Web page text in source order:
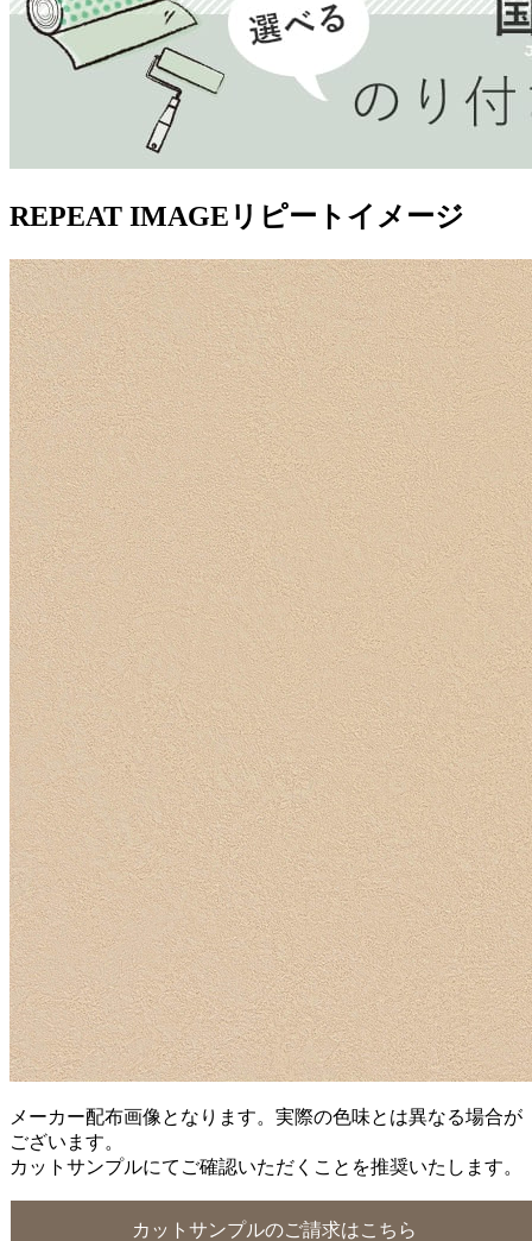
REPEAT IMAGE リピートイメージ
メーカー配布画像となります。実際の色味とは異なる場合が
ございます。
カットサンプルにてご確認いただくことを推奨いたします。
カットサンプルのご請求はこちら